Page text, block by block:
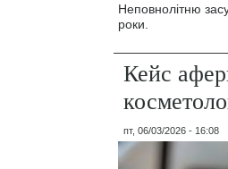
Неповнолітню
роки.
Кейс
пт, 06/03/2026 - 16:08